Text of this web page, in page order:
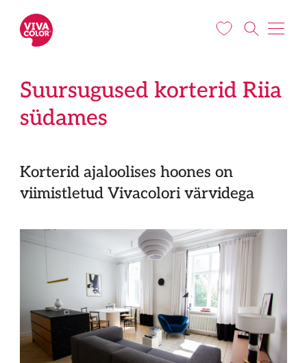
Suursugused korterid Riia
südames
Korterid ajaloolises hoones on
viimistletud Vivacolori värvidega